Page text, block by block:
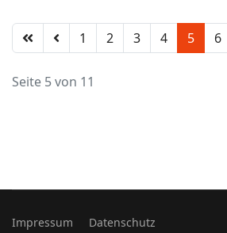
1 2 3 4 5 6
Seite 5 von 11
Impressum Datenschutz